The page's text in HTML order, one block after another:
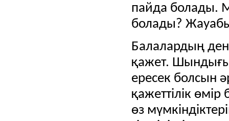
пайда болады.
болады?
Балалардың
қажет.
ересек болсын
қажеттілік
өз